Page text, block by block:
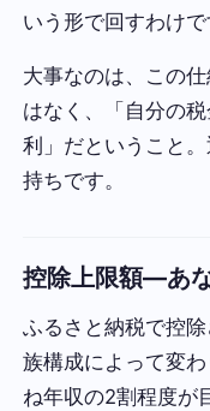
いう形で回すわけで
大事なのは、この
はなく、「自分の
利」だということ
持ちです。
控除上限額—あ
ふるさと納税で控
族構成によって変
ね年収の2割程度が